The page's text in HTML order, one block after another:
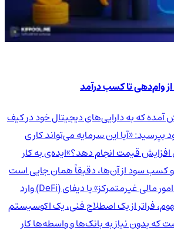
که به دارایی‌های دیجیتال خود در کیف
بپرسید: «آیا این سرمایه می‌تواند کاری
قیمت انجام دهد؟»ایده‌ی به کار
کسب سود از آن‌ها، دقیقاً همان جایی است
که دنیای هیجان‌انگیز «امور مالی غیرمتمرکز» یا دیفای (DeFi) وارد
فراتر از یک اصطلاح فنی، یک اکوسیستم
که بدون نیاز به بانک‌ها و واسطه‌ها کار